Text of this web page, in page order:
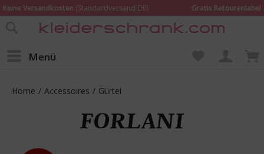
Keine Versandkosten (Standardversand DE)
Gratis Retourenlabel
Online bestellen – im Geschäft in Kempen anprobieren und beraten lassen
Menü
Home / Accessoires / Gürtel